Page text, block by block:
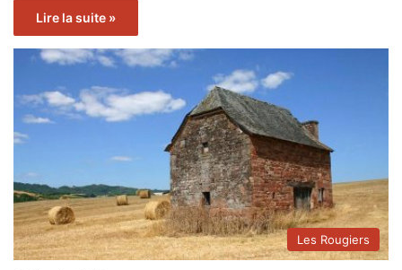
Lire la suite »
Les Rougiers